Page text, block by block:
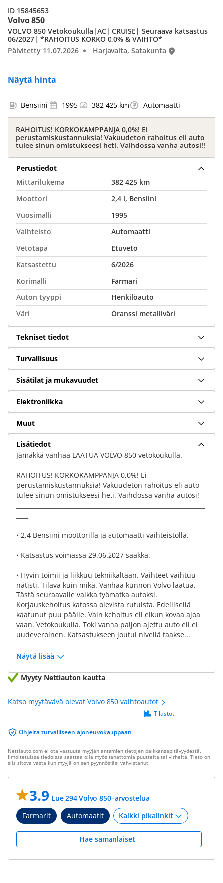
Volvo 850
Näytä hinta
VOLVO 850 Vetokoukulla|AC| CRUISE| Seuraava katsastus
06/2027| *RAHOITUS KORKO 0,0% & VAIHTO*
Päivitetty 11.07.2026
Harjavalta, Satakunta
ID 15845653
Bensiini 1995 382 425 km Automaatti
RAHOITUS! KORKOKAMPPANJA 0,0%! Ei
perustamiskustannuksia! Vakuudeton rahoitus eli auto
tulee sinun omistukseesi heti. Vaihdossa vanha autosi!!
Perustiedot
Mittarilukema
382 425 km
Moottori
2,4 l, Bensiini
Vuosimalli
1995
Vaihteisto
Automaatti
Vetotapa
Etuveto
Katsastettu
6/2026
Korimalli
Farmari
Auton tyyppi
Henkilöauto
Väri
Oranssi metalliväri
Tekniset tiedot
Turvallisuus
Sisätilat ja mukavuudet
Elektroniikka
Muut
Lisätiedot
Jämäkkä vanhaa LAATUA VOLVO 850 vetokoukulla.
RAHOITUS! KORKOKAMPPANJA 0,0%! Ei
perustamiskustannuksia! Vakuudeton rahoitus eli auto
tulee sinun omistukseesi heti. Vaihdossa vanha autosi!
• 2.4 Bensiini moottorilla ja automaatti vaihteistolla.
• Katsastus voimassa 29.06.2027 saakka.
• Hyvin toimii ja liikkuu tekniikaltaan. Vaihteet vaihtuu
nätisti. Tilava kuin mikä. Vanhaa kunnon Volvo laatua.
Tästä seuraavalle vaikka työmatka autoksi.
Korjauskehoitus katossa olevista rutuista. Edellisellä
kaatunut puu päälle. Vain kehoitus eli eikun kovaa ajoa
vaan. Vetokoukulla. Toki vanha paljon ajettu auto eli ei
uudeveroinen. Katsastukseen joutui niveliä taakse...
Näytä lisää
Myyty Nettiauton kautta
Katso myytävävä olevat Volvo 850 vaihtoautot
Ohjeita turvalliseen ajoneuvokauppaan
Tilastot
Nettiauto.com ei ota vastuuta myyjän antamien tietojen paikkansapitävyydestä.
Ilmoitetuissa tiedoissa saattaa olla myös tahattomia puutteita tai virheitä. Tieto on
siis sitova vasta kun myyjä on sen pyynnöstäsi vahvistanut.
3.9 Lue 294 Volvo 850 -arvostelua
Farmarit
Automaatit
Hae samanlaiset